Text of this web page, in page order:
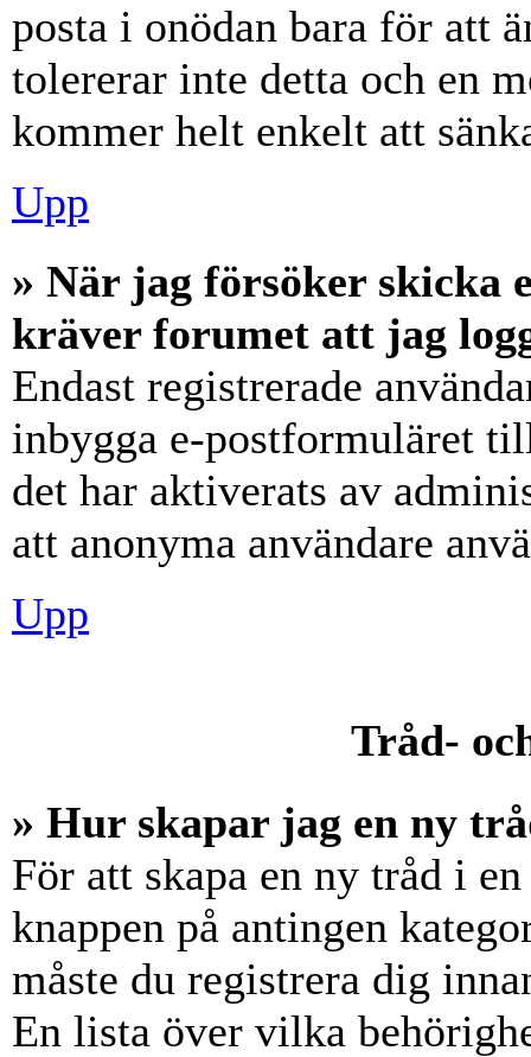
posta i onödan bara för att
tolererar inte detta och en
kommer helt enkelt att
Upp
» När jag försöker skicka
kräver forumet att jag
Endast registrerade
inbygga e-postformuläret
det har aktiverats av
att anonyma användare
Upp
Tråd-
» Hur skapar jag en ny
För att skapa en ny tråd i
knappen på antingen
måste du registrera dig
En lista över vilka